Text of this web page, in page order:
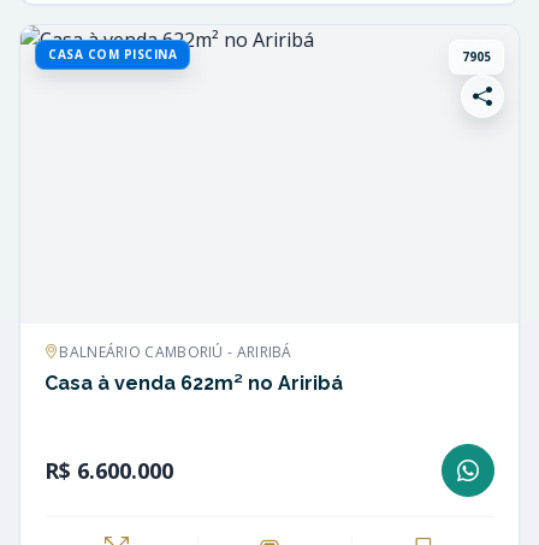
CASA COM PISCINA 7905
BALNEÁRIO CAMBORIÚ - ARIRIBÁ
Casa à venda 622m² no Ariribá
R$ 6.600.000